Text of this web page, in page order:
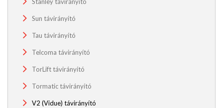
Stanley távirányító
Sun távirányító
Tau távirányító
Telcoma távirányító
TorLift távirányító
Tormatic távirányító
V2 (Vidue) távirányító